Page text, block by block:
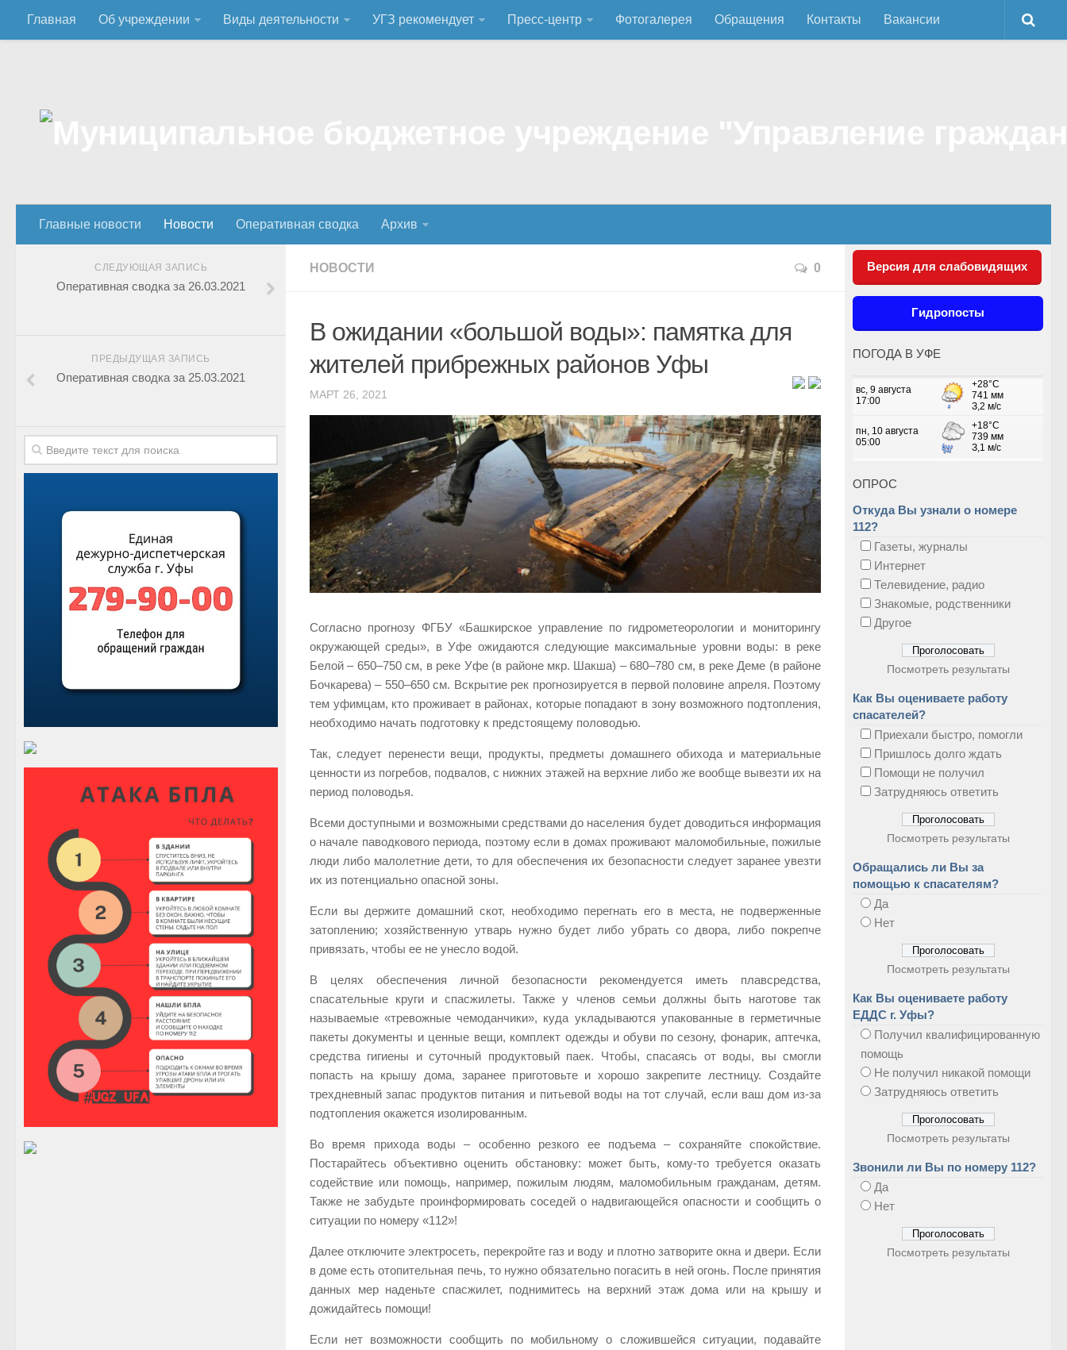
Главная Об учреждении Виды деятельности УГЗ рекомендует Пресс-центр Фотогалерея Обращения Контакты Вакансии
Главные новости Новости Оперативная сводка Архив
НОВОСТИ 0
В ожидании «большой воды»: памятка для
жителей прибрежных районов Уфы
МАРТ 26, 2021
Согласно прогнозу ФГБУ «Башкирское управление по гидрометеорологии и мониторингу
окружающей среды», в Уфе ожидаются следующие максимальные уровни воды: в реке
Белой – 650–750 см, в реке Уфе (в районе мкр. Шакша) – 680–780 см, в реке Деме (в районе
Бочкарева) – 550–650 см. Вскрытие рек прогнозируется в первой половине апреля. Поэтому
тем уфимцам, кто проживает в районах, которые попадают в зону возможного подтопления,
необходимо начать подготовку к предстоящему половодью.
Так, следует перенести вещи, продукты, предметы домашнего обихода и материальные
ценности из погребов, подвалов, с нижних этажей на верхние либо же вообще вывезти их на
период половодья.
Всеми доступными и возможными средствами до населения будет доводиться информация
о начале паводкового периода, поэтому если в домах проживают маломобильные, пожилые
люди либо малолетние дети, то для обеспечения их безопасности следует заранее увезти
их из потенциально опасной зоны.
Если вы держите домашний скот, необходимо перегнать его в места, не подверженные
затоплению; хозяйственную утварь нужно будет либо убрать со двора, либо покрепче
привязать, чтобы ее не унесло водой.
В целях обеспечения личной безопасности рекомендуется иметь плавсредства,
спасательные круги и спасжилеты. Также у членов семьи должны быть наготове так
называемые «тревожные чемоданчики», куда укладываются упакованные в герметичные
пакеты документы и ценные вещи, комплект одежды и обуви по сезону, фонарик, аптечка,
средства гигиены и суточный продуктовый паек. Чтобы, спасаясь от воды, вы смогли
попасть на крышу дома, заранее приготовьте и хорошо закрепите лестницу. Создайте
трехдневный запас продуктов питания и питьевой воды на тот случай, если ваш дом из-за
подтопления окажется изолированным.
Во время прихода воды – особенно резкого ее подъема – сохраняйте спокойствие.
Постарайтесь объективно оценить обстановку: может быть, кому-то требуется оказать
содействие или помощь, например, пожилым людям, маломобильным гражданам, детям.
Также не забудьте проинформировать соседей о надвигающейся опасности и сообщить о
ситуации по номеру «112»!
Далее отключите электросеть, перекройте газ и воду и плотно затворите окна и двери. Если
в доме есть отопительная печь, то нужно обязательно погасить в ней огонь. После принятия
данных мер наденьте спасжилет, поднимитесь на верхний этаж дома или на крышу и
дожидайтесь помощи!
Если нет возможности сообщить по мобильному о сложившейся ситуации, подавайте
СЛЕДУЮЩАЯ ЗАПИСЬ
Оперативная сводка за 26.03.2021
ПРЕДЫДУЩАЯ ЗАПИСЬ
Оперативная сводка за 25.03.2021
Версия для слабовидящих
Гидропосты
ПОГОДА В УФЕ
ОПРОС
Откуда Вы узнали о номере
112?
Газеты, журналы
Интернет
Телевидение, радио
Знакомые, родственники
Другое
Посмотреть результаты
Как Вы оцениваете работу
спасателей?
Приехали быстро, помогли
Пришлось долго ждать
Помощи не получил
Затрудняюсь ответить
Посмотреть результаты
Обращались ли Вы за
помощью к спасателям?
Да
Нет
Посмотреть результаты
Как Вы оцениваете работу
ЕДДС г. Уфы?
Получил квалифицированную
помощь
Не получил никакой помощи
Затрудняюсь ответить
Посмотреть результаты
Звонили ли Вы по номеру 112?
Да
Нет
Посмотреть результаты